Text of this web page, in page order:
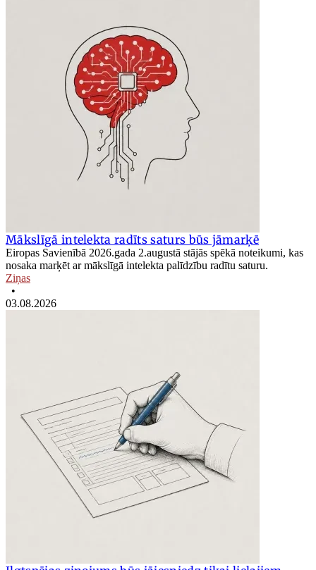
Mākslīgā intelekta radīts saturs būs jāmarķē
Eiropas Savienībā 2026.gada 2.augustā stājās spēkā noteikumi, kas
nosaka marķēt ar mākslīgā intelekta palīdzību radītu saturu.
Ziņas
•
03.08.2026